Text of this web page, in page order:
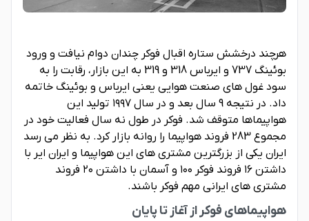
هرچند درخشش ستاره اقبال فوکر چندان دوام نیافت و ورود
بوئینگ 737 و ایرباس 318 و 319 به این بازار، رقابت را به
سود غول های صنعت هوایی یعنی ایرباس و بوئینگ خاتمه
داد. در نتیجه 9 سال بعد و در سال ۱۹۹۷ تولید این
هواپیماها متوقف شد. فوکر در طول نه سال فعالیت خود در
مجموع 283 فروند هواپیما را روانه بازار کرد. به نظر می رسد
ایران یکی از بزرگترین مشتری های این هواپیما و ایران ایر با
داشتن ۱۶ فروند فوکر ۱۰۰ و آسمان با داشتن ۲۰ فروند
مشتری های ایرانی مهم فوکر باشند.
هواپیماهای فوکر از آغاز تا پایان